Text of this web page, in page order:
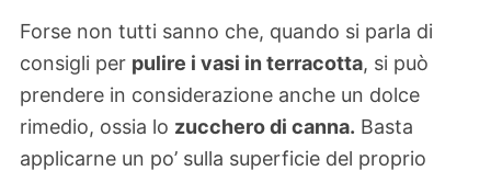
Forse non tutti sanno che, quando si parla di
consigli per pulire i vasi in terracotta, si può
prendere in considerazione anche un dolce
rimedio, ossia lo zucchero di canna. Basta
applicarne un po’ sulla superficie del proprio